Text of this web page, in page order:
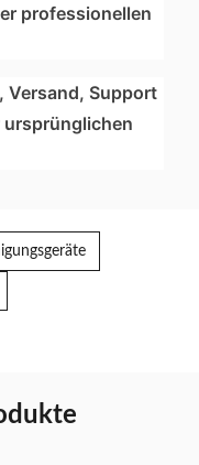
professionellen
Versand, Support
ursprünglichen